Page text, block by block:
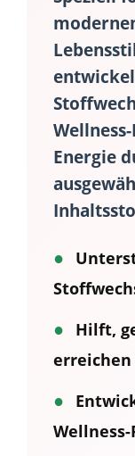
Energie
●
●
Hilft,
erreichen
●